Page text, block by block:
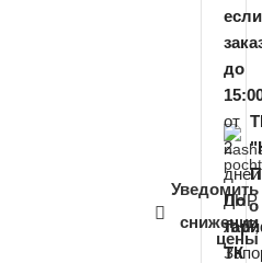
Уведомить
о
снижении
цены
если
до
ДНР,
ЛНР,
от
2
дней
По
ТК